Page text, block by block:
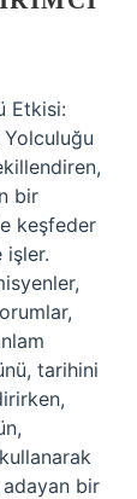
Etkisi:
Yolculuğu
bir
keşfeder
işler.
tarihini
adayan bir